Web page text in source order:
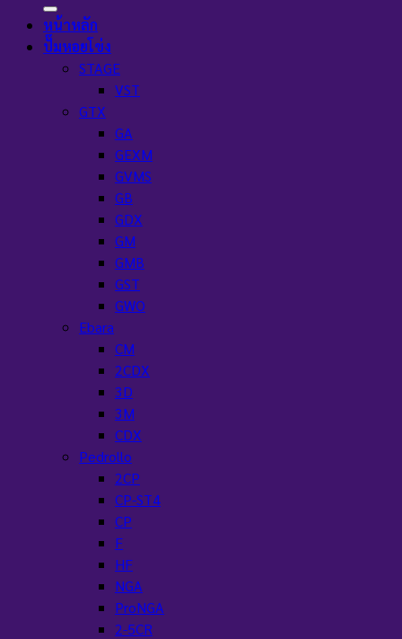
หน้าหลัก
ปั๊มหอยโข่ง
STAGE
VST
GTX
GA
GEXM
GVMS
GB
GDX
GM
GMB
GST
GWO
Ebara
CM
2CDX
3D
3M
CDX
Pedrollo
2CP
CP-ST4
CP
F
HF
NGA
ProNGA
2-5CR